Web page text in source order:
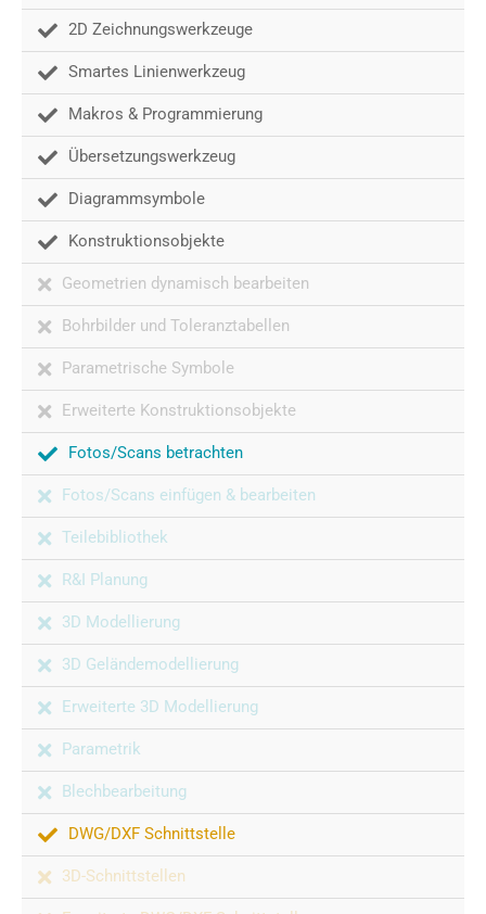
2D Zeichnungswerkzeuge
Smartes Linienwerkzeug
Makros & Programmierung
Übersetzungswerkzeug
Diagrammsymbole
Konstruktionsobjekte
Geometrien dynamisch bearbeiten
Bohrbilder und Toleranztabellen
Parametrische Symbole
Erweiterte Konstruktionsobjekte
Fotos/Scans betrachten
Fotos/Scans einfügen & bearbeiten
Teilebibliothek
R&I Planung
3D Modellierung
3D Geländemodellierung
Erweiterte 3D Modellierung
Parametrik
Blechbearbeitung
DWG/DXF Schnittstelle
3D-Schnittstellen